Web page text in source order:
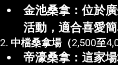
金池桑拿 ：位於
活動，適合喜愛簡
2. 中檔桑拿場（2,500至
帝濠桑拿 ：這家